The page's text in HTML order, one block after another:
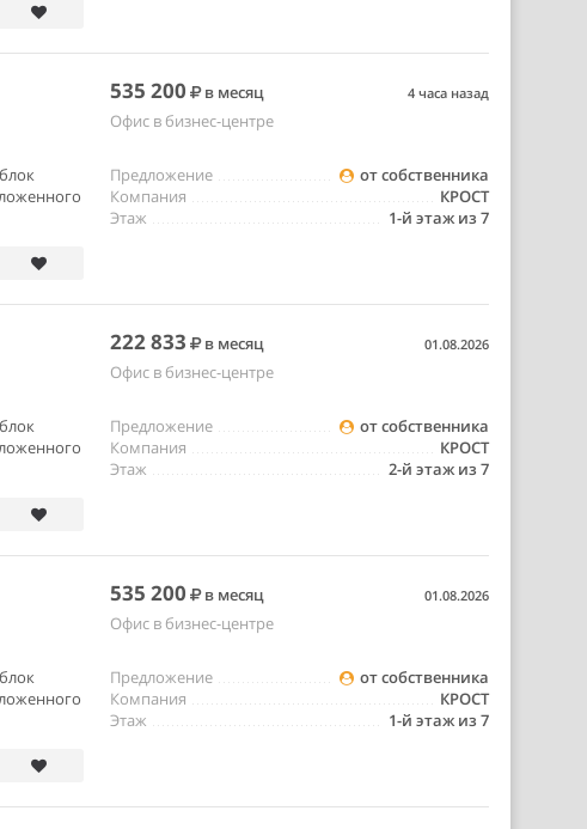
535 200 в месяц 4 часа назад
Офис в бизнес-центре
от собственника
Предложение
КРОСТ
Компания
1-й этаж из 7
Этаж
222 833 в месяц 01.08.2026
Офис в бизнес-центре
от собственника
Предложение
КРОСТ
Компания
2-й этаж из 7
Этаж
535 200 в месяц 01.08.2026
Офис в бизнес-центре
от собственника
Предложение
КРОСТ
Компания
1-й этаж из 7
Этаж